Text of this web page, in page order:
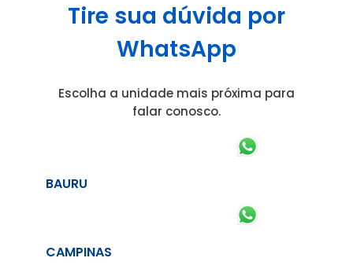
Tire sua dúvida por
WhatsApp
Escolha a unidade mais próxima para
falar conosco.
BAURU
CAMPINAS